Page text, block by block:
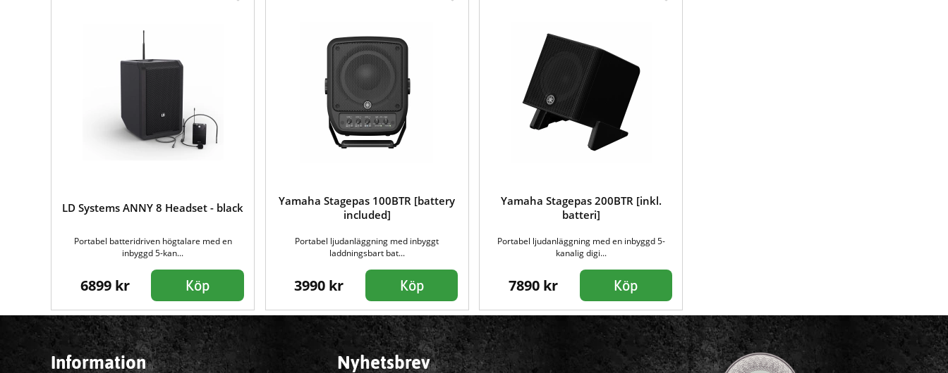
LD Systems ANNY 8 Headset - black
Portabel batteridriven högtalare med en
inbyggd 5-kan...
6899 kr Köp
Yamaha Stagepas 100BTR [battery
included]
Portabel ljudanläggning med inbyggt
laddningsbart bat...
3990 kr Köp
Yamaha Stagepas 200BTR [inkl.
batteri]
Portabel ljudanläggning med en inbyggd 5-
kanalig digi...
7890 kr Köp
Information Nyhetsbrev